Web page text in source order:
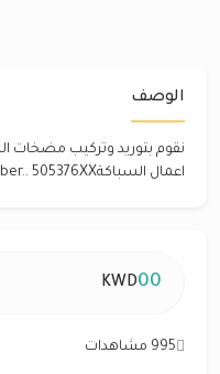
الوصف
نقوم بتوريد وتركيب مضخات
اعمال السباكةClick to show phone number.. 505376XX
00
KWD
995 مشاهدات